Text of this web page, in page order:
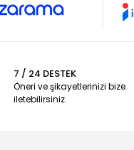
7 / 24 DESTEK
Öneri ve şikayetlerinizi bize
iletebilirsiniz.